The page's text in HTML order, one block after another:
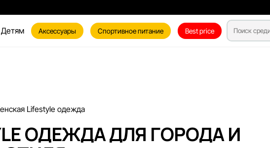
Детям Аксессуары Спортивное питание Best price
Lifestyle одежда
ОДЕЖДА ДЛЯ ГОРОДА И